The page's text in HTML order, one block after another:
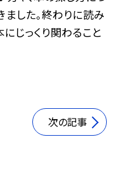
ました。終わりに読み
じっくり関わること
次の記事